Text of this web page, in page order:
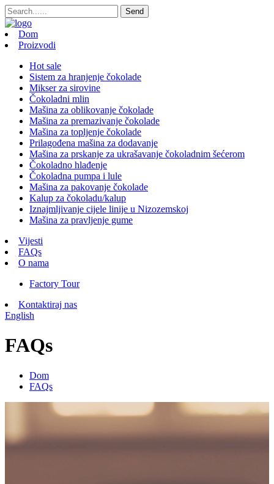
Dom
Proizvodi
Hot sale
Sistem za hranjenje čokolade
Mikser za sirovine
Čokoladni mlin
Mašina za oblikovanje čokolade
Mašina za premazivanje čokolade
Mašina za topljenje čokolade
Prilagođena mašina za dodavanje
Mašina za prskanje za ukrašavanje čokoladnim šećerom
Čokoladno hlađenje
Čokoladna pumpa i lule
Mašina za pakovanje čokolade
Kalup za čokoladu/kalup
Iznajmljivanje cijele linije u Nizozemskoj
Mašina za pravljenje gume
Vijesti
FAQs
O nama
Factory Tour
Kontaktiraj nas
English
FAQs
Dom
FAQs